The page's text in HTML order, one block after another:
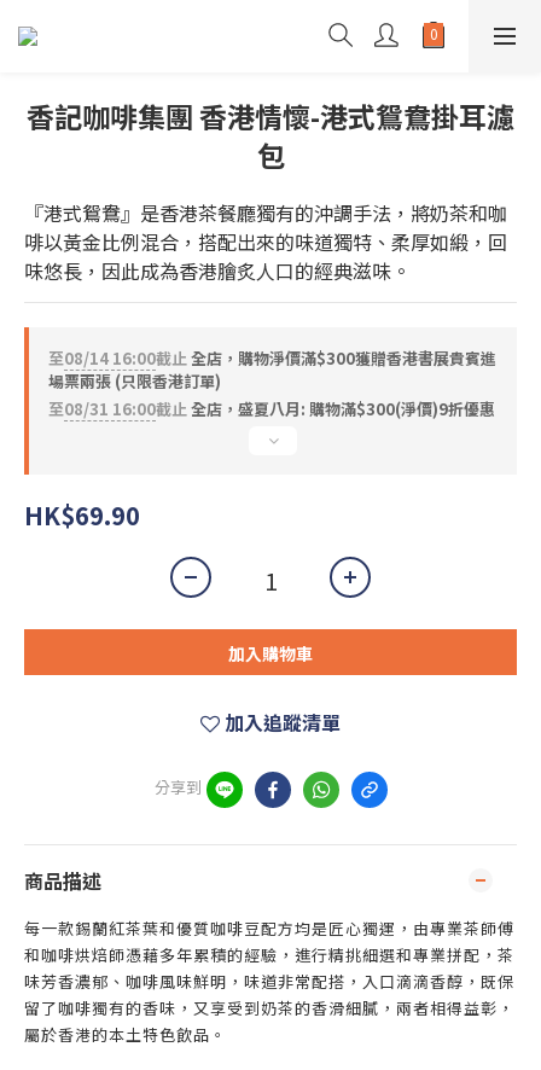
香記咖啡集團 香港情懷-港式鴛鴦掛耳濾
包
『港式鴛鴦』是香港茶餐廳獨有的沖調手法，將奶茶和咖
啡以黃金比例混合，搭配出來的味道獨特、柔厚如緞，回
味悠長，因此成為香港膾炙人口的經典滋味。
至08/14 16:00截止全店，購物淨價滿$300獲贈香港書展貴賓進
場票兩張 (只限香港訂單)
至08/31 16:00截止全店，盛夏八月: 購物滿$300(淨價)9折優惠
HK$69.90
加入購物車
加入追蹤清單
分享到
商品描述
每一款錫蘭紅茶葉和優質咖啡豆配方均是匠心獨運，由專業茶師傅
和咖啡烘焙師憑藉多年累積的經驗，進行精挑細選和專業拼配，茶
味芳香濃郁、咖啡風味鮮明，味道非常配搭，入口滴滴香醇，既保
留了咖啡獨有的香味，又享受到奶茶的香滑細膩，兩者相得益彰，
屬於香港的本土特色飲品。